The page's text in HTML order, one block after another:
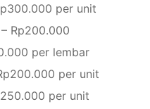
per unit
Rp200.000
per lembar
per unit
per unit